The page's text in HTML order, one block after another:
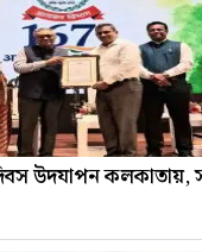
উদযাপন কলকাতায়,